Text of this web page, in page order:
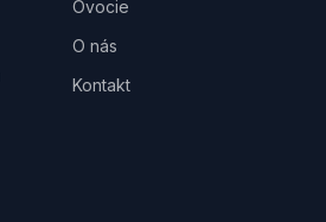
Ovocie
O nás
Kontakt